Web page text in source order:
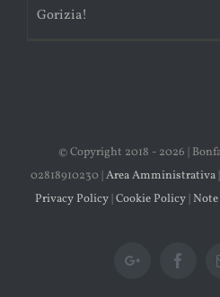
Gorizia!
© Copyright 2018 - 2026 |
02818910230 |Area Amministrativa
Privacy Policy|Cookie Policy|
Google+